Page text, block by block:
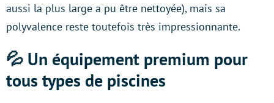
aussi la plus large a pu être nettoyée), mais sa
polyvalence reste toutefois très impressionnante.
💦 Un équipement premium pour
tous types de piscines